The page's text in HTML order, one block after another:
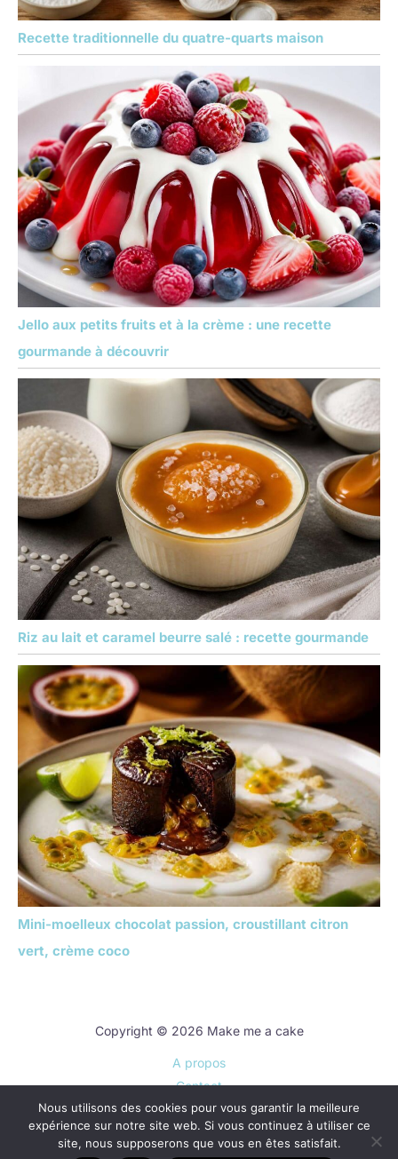
Recette traditionnelle du quatre-quarts maison
Jello aux petits fruits et à la crème : une recette
gourmande à découvrir
Riz au lait et caramel beurre salé : recette gourmande
Mini-moelleux chocolat passion, croustillant citron
vert, crème coco
Copyright © 2026 Make me a cake
A propos
Contact
Plan du site
Mentions légales
Politique de confidentialité
Nous utilisons des cookies pour vous garantir la meilleure
expérience sur notre site web. Si vous continuez à utiliser ce
site, nous supposerons que vous en êtes satisfait.